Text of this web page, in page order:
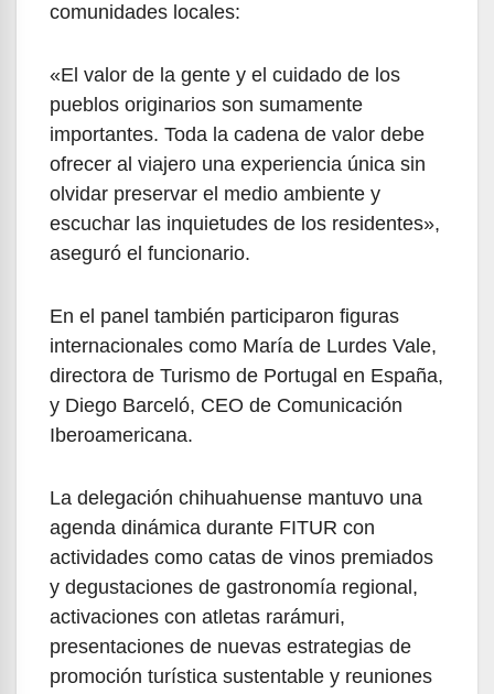
comunidades locales:
«El valor de la gente y el cuidado de los
pueblos originarios son sumamente
importantes. Toda la cadena de valor debe
ofrecer al viajero una experiencia única sin
olvidar preservar el medio ambiente y
escuchar las inquietudes de los residentes»,
aseguró el funcionario.
En el panel también participaron figuras
internacionales como María de Lurdes Vale,
directora de Turismo de Portugal en España,
y Diego Barceló, CEO de Comunicación
Iberoamericana.
La delegación chihuahuense mantuvo una
agenda dinámica durante FITUR con
actividades como catas de vinos premiados
y degustaciones de gastronomía regional,
activaciones con atletas rarámuri,
presentaciones de nuevas estrategias de
promoción turística sustentable y reuniones